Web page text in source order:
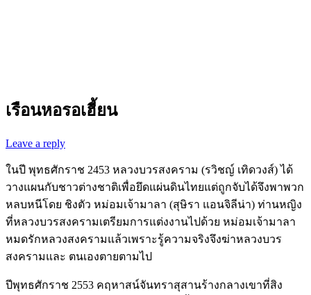
เรือนหอรอเฮี้ยน
Leave a reply
ในปี พุทธศักราช 2453 หลวงบวรสงคราม (รวิชญ์ เทิดวงส์) ได้
วางแผนกับชาวต่างชาติเพื่อยึดแผ่นดินไทยแต่ถูกจับได้จึงพาพวก
หลบหนีโดย ชิงตัว หม่อมเจ้ามาลา (สุษิรา แอนจิลีน่า) ท่านหญิง
ที่หลวงบวรสงครามเตรียมการแต่งงานไปด้วย หม่อมเจ้ามาลา
หมดรักหลวงสงครามแล้วเพราะรู้ความจริงจึงฆ่าหลวงบวร
สงครามและ ตนเองตายตามไป
ปีพุทธศักราช 2553 คฤหาสน์จันทราสุสานร้างกลางเขาที่สิง